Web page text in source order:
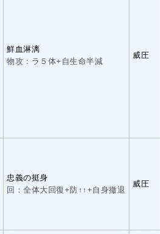
鮮血淋漓
物攻：ラ５体+自生命半減
威圧
忠義の挺身
回：全体大回復+防↑↑+自身撤退
威圧